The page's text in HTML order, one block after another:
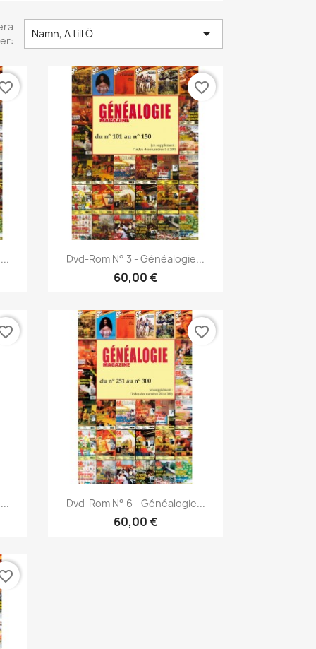
Namn, A till Ö 
Snabbvy
Dvd-Rom N° 3 - Généalogie...
60,00 €
favorite_border
Snabbvy
Dvd-Rom N° 6 - Généalogie...
60,00 €
favorite_border